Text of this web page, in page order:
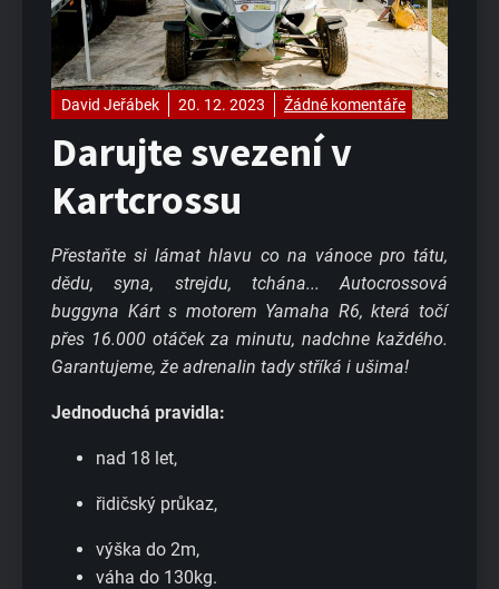
David Jeřábek 20. 12. 2023 Žádné komentáře
Darujte svezení v
Kartcrossu
Přestaňte si lámat hlavu co na vánoce pro tátu,
dědu, syna, strejdu, tchána... Autocrossová
buggyna Kárt s motorem Yamaha R6, která točí
přes 16.000 otáček za minutu, nadchne každého.
Garantujeme, že adrenalin tady stříká i ušima!
Jednoduchá pravidla:
nad 18 let,
řidičský průkaz,
výška do 2m,
váha do 130kg.